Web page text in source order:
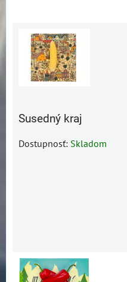
Susedný kraj
Dostupnosť: Skladom